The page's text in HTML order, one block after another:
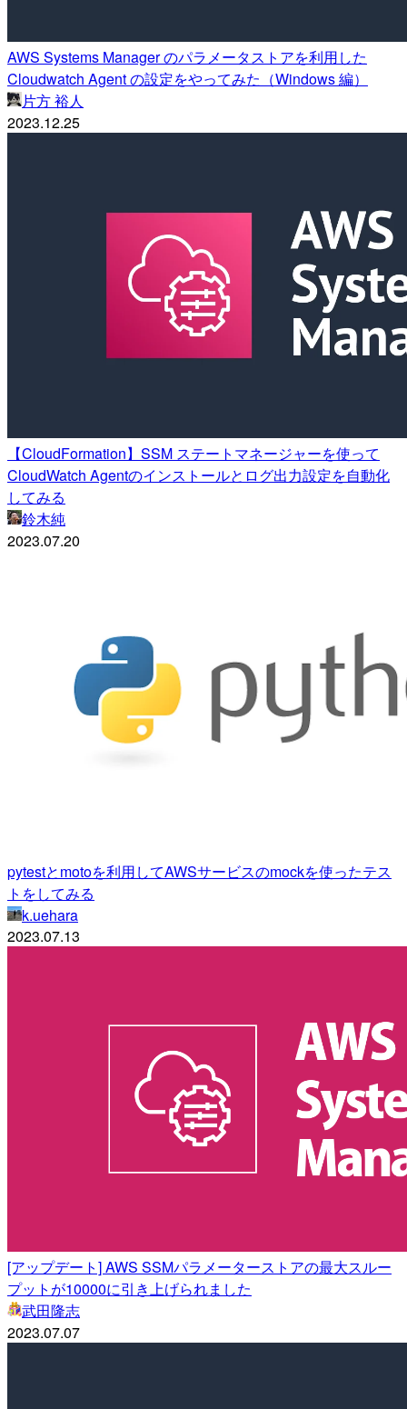
AWS Systems Manager のパラメータストアを利用した
Cloudwatch Agent の設定をやってみた（Windows 編）
片方 裕人
2023.12.25
【CloudFormation】SSM ステートマネージャーを使って
CloudWatch Agentのインストールとログ出力設定を自動化
してみる
鈴木純
2023.07.20
pytestとmotoを利用してAWSサービスのmockを使ったテス
トをしてみる
k.uehara
2023.07.13
[アップデート] AWS SSMパラメーターストアの最大スルー
プットが10000に引き上げられました
武田隆志
2023.07.07